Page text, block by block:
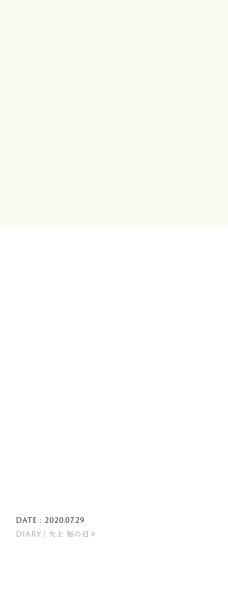
DATE : 2020.07.29
DIARY｜矢上 裕の日々